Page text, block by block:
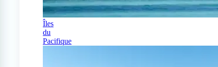
Îles
du
Pacifique